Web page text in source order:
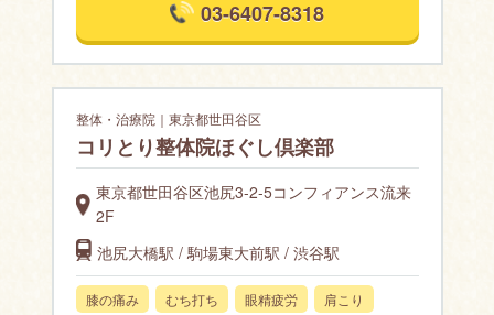
03-6407-8318
整体・治療院｜東京都世田谷区
コリとり整体院ほぐし倶楽部
東京都世田谷区池尻3-2-5コンフィアンス流来
2F
池尻大橋駅 / 駒場東大前駅 / 渋谷駅
膝の痛み むち打ち 眼精疲労
肩こり